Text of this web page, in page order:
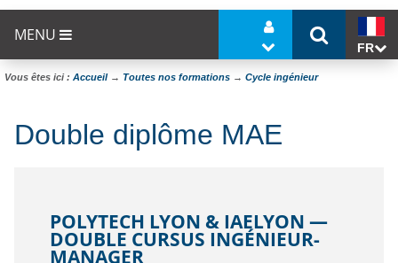
MENU
FR
Vous êtes ici : Accueil→ Toutes nos formations → Cycle ingénieur
Double diplôme MAE
POLYTECH LYON & IAELYON —
DOUBLE CURSUS INGÉNIEUR-
MANAGER